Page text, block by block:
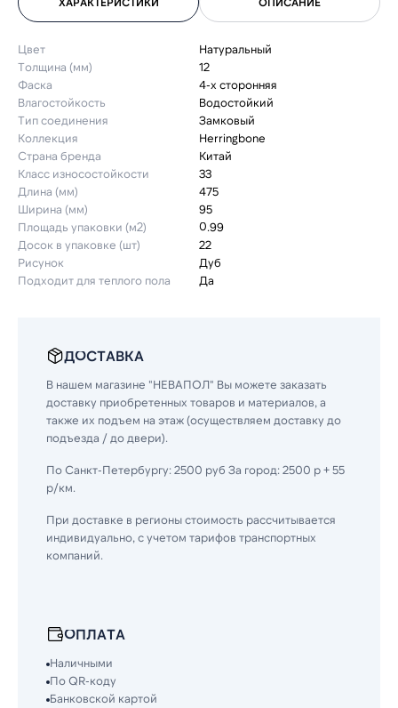
Цвет
Натуральный
Толщина (мм)
12
Фаска
4-х сторонняя
Влагостойкость
Водостойкий
Тип соединения
Замковый
Коллекция
Herringbone
Страна бренда
Китай
Класс износостойкости
33
Длина (мм)
475
Ширина (мм)
95
Площадь упаковки (м2)
0.99
Досок в упаковке (шт)
22
Рисунок
Дуб
Подходит для теплого пола
Да
ДОСТАВКА
В нашем магазине "НЕВАПОЛ" Вы можете заказать
доставку приобретенных товаров и материалов, а
также их подъем на этаж (осуществляем доставку до
подъезда / до двери).
По Санкт-Петербургу: 2500 руб За город: 2500 р + 55
р/км.
При доставке в регионы стоимость рассчитывается
индивидуально, с учетом тарифов транспортных
компаний.
ОПЛАТА
Наличными
По QR-коду
Банковской картой